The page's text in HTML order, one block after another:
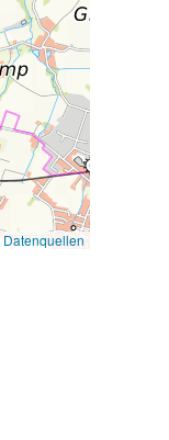
Datenquellen